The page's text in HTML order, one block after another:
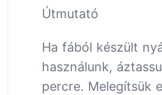
Útmutató
Ha fából készült
használunk,
percre. Melegítsük